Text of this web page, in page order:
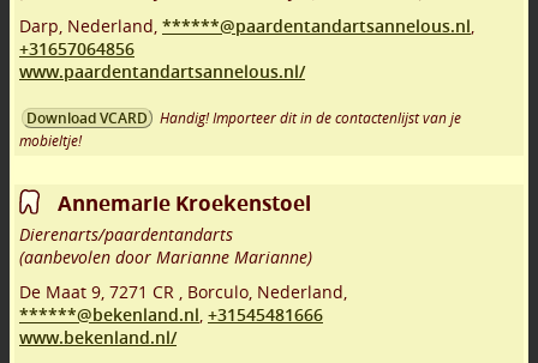
Darp Nederland, ******@paardentandartsannelous.nl
+31657064856
www.paardentandartsannelous.nl/
Download VCARD
Handig! Importeer dit in de contactenlijst van je
mobieltje!
Annemarie Kroekenstoel
Dierenarts/paardentandarts
(aanbevolen door Marianne Marianne)
De Maat 9 7271 CR Borculo Nederland,
******@bekenland.nl +31545481666
www.bekenland.nl/